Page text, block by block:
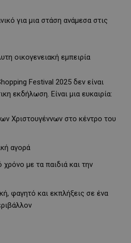
για μια στάση ανάμεσα στις
οικογενειακή εμπειρία
Festival 2025 δεν είναι
εκδήλωση. Είναι μια ευκαιρία:
Χριστουγέννων στο κέντρο του
αγορά
χρόνο με τα παιδιά και την
φαγητό και εκπλήξεις σε ένα